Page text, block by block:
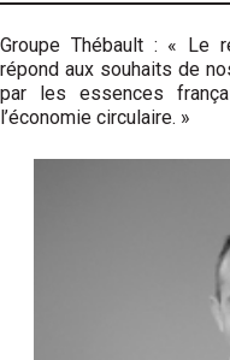
Groupe Thébault : « Le
répond aux souhaits de
par les essences
l’économie circulaire. »